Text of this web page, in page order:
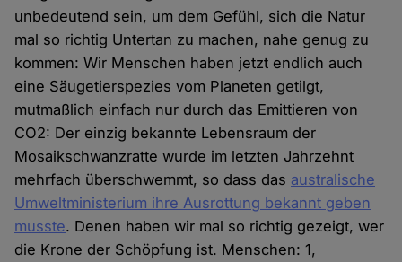
unbedeutend sein, um dem Gefühl, sich die Natur
mal so richtig Untertan zu machen, nahe genug zu
kommen: Wir Menschen haben jetzt endlich auch
eine Säugetierspezies vom Planeten getilgt,
mutmaßlich einfach nur durch das Emittieren von
CO2: Der einzig bekannte Lebensraum der
Mosaikschwanzratte wurde im letzten Jahrzehnt
mehrfach überschwemmt, so dass das australische
Umweltministerium ihre Ausrottung bekannt geben
musste. Denen haben wir mal so richtig gezeigt, wer
die Krone der Schöpfung ist. Menschen: 1,